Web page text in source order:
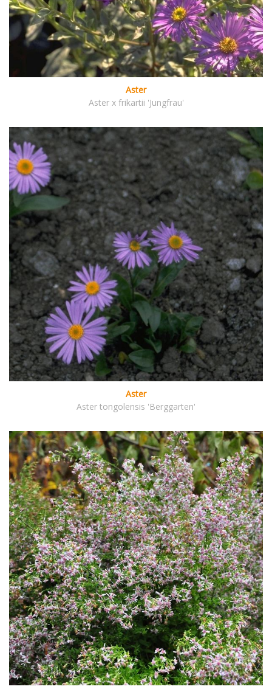
Aster
Aster x frikartii 'Jungfrau'
Aster
Aster tongolensis 'Berggarten'